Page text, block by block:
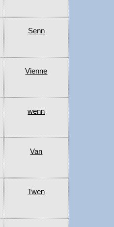
Senn
Vienne
wenn
Van
Twen